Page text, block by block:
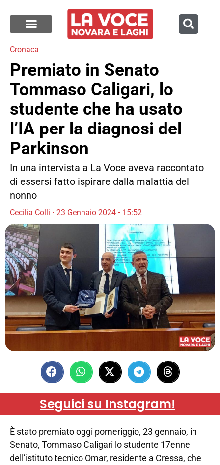
Cronaca
Premiato in Senato
Tommaso Caligari, lo
studente che ha usato
l’IA per la diagnosi del
Parkinson
In una intervista a La Voce aveva raccontato
di essersi fatto ispirare dalla malattia del
nonno
Cecilia Colli 23 Gennaio 2024 15:52
Seguici su Instagram!
È stato premiato oggi pomeriggio, 23 gennaio, in
Senato, Tommaso Caligari lo studente 17enne
dell’istituto tecnico Omar, residente a Cressa, che